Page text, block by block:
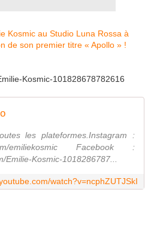
Kosmic-101828678782616
les plateformes.Instagram :
emiliekosmic Facebook :
Emilie-Kosmic-1018286787...
watch?v=ncphZUTJSkI